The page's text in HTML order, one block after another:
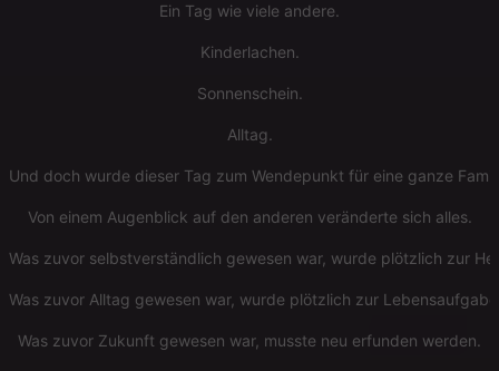
Ein Tag wie viele andere.
Kinderlachen.
Sonnenschein.
Alltag.
Und doch wurde dieser Tag zum Wendepunkt für eine ganze
Von einem Augenblick auf den anderen veränderte sich alles.
Was zuvor selbstverständlich gewesen war, wurde plötzlich zur
Was zuvor Alltag gewesen war, wurde plötzlich zur
Was zuvor Zukunft gewesen war, musste neu erfunden werden.